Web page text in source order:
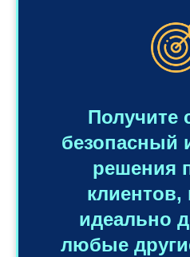
Получите
безопасный
решения
клиентов,
идеально
любые